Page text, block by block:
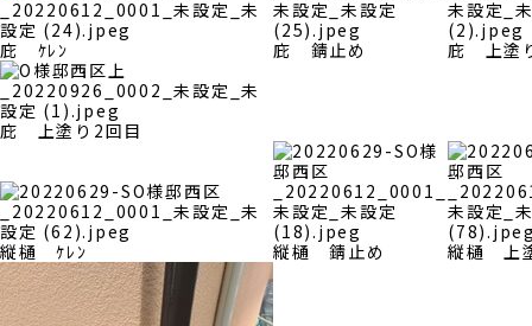
庇 ｹﾚﾝ 庇 錆止め 庇 上塗
庇 上塗り2回目
縦樋 ｹﾚﾝ 縦樋 錆止め 縦樋 上